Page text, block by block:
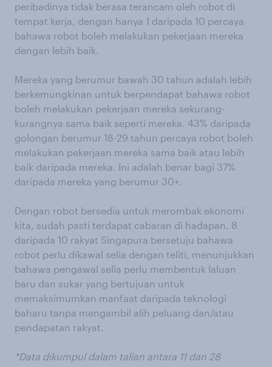
peribadinya tidak berasa terancam oleh robot di
tempat kerja, dengan hanya 1 daripada 10 percaya
bahawa robot boleh melakukan pekerjaan mereka
dengan lebih baik.
Mereka yang berumur bawah 30 tahun adalah lebih
berkemungkinan untuk berpendapat bahawa robot
boleh melakukan pekerjaan mereka sekurang-
kurangnya sama baik seperti mereka. 43% daripada
golongan berumur 18-29 tahun percaya robot boleh
melakukan pekerjaan mereka sama baik atau lebih
baik daripada mereka. Ini adalah benar bagi 37%
daripada mereka yang berumur 30+.
Dengan robot bersedia untuk merombak ekonomi
kita, sudah pasti terdapat cabaran di hadapan. 8
daripada 10 rakyat Singapura bersetuju bahawa
robot perlu dikawal selia dengan teliti, menunjukkan
bahawa pengawal selia perlu membentuk laluan
baru dan sukar yang bertujuan untuk
memaksimumkan manfaat daripada teknologi
baharu tanpa mengambil alih peluang dan/atau
pendapatan rakyat.
*Data dikumpul dalam talian antara 11 dan 28